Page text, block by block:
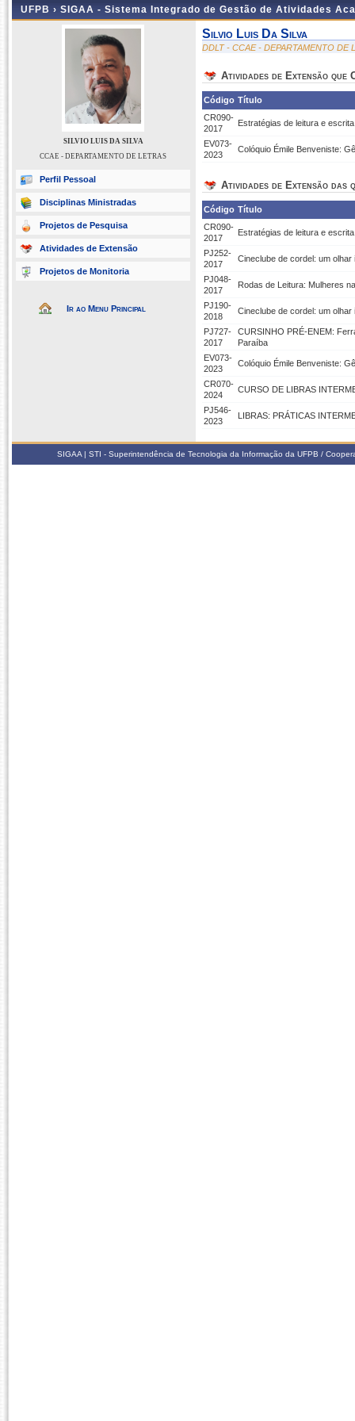
UFPB › SIGAA - Sistema Integrado de Gestão de Atividades
SILVIO LUIS DA SILVA
CCAE - DEPARTAMENTO DE LETRAS
Perfil Pessoal
Disciplinas Ministradas
Projetos de Pesquisa
Atividades de Extensão
Projetos de Monitoria
Ir ao Menu Principal
Silvio Luis Da Silva
DDLT - CCAE - DEPARTAMENTO DE
Atividades de Extensão que
Código Título
CR090-
2017
Estratégias de leitura e
EV073-
2023
Colóquio Émile Benveniste:
Atividades de Extensão das
Código Título
CR090-
2017
Estratégias de leitura e
PJ252-
2017
Cineclube de cordel: um
PJ048-
2017
Rodas de Leitura: Mulheres
PJ190-
2018
Cineclube de cordel: um
PJ727-
2017
CURSINHO PRÉ-ENEM:
Paraíba
EV073-
2023
Colóquio Émile Benveniste:
CR070-
2024
CURSO DE LIBRAS
PJ546-
2023
LIBRAS: PRÁTICAS
SIGAA | STI - Superintendência de Tecnologia da Informação da UFPB /